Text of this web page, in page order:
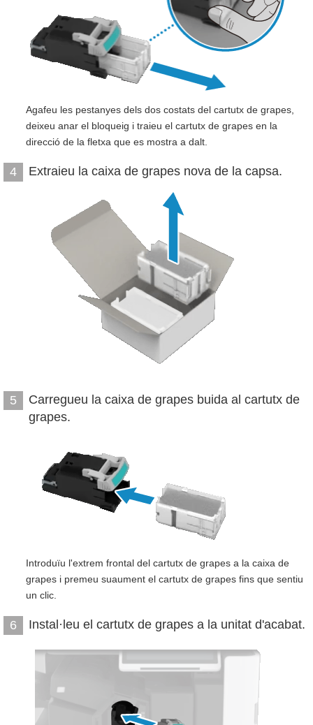
Agafeu les pestanyes dels dos costats del cartutx de grapes,
deixeu anar el bloqueig i traieu el cartutx de grapes en la
direcció de la fletxa que es mostra a dalt.
4 Extraieu la caixa de grapes nova de la capsa.
5
Carregueu la caixa de grapes buida al cartutx de
grapes.
Introduïu l'extrem frontal del cartutx de grapes a la caixa de
grapes i premeu suaument el cartutx de grapes fins que sentiu
un clic.
6 Instal·leu el cartutx de grapes a la unitat d'acabat.